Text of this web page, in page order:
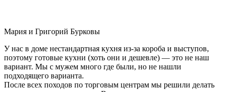
Мария и Григорий Бурковы
У нас в доме нестандартная кухня из-за короба и выступов,
поэтому готовые кухни (хоть они и дешевле) — это не наш
вариант. Мы с мужем много где были, но не нашли
подходящего варианта.
После всех походов по торговым центрам мы решили делать